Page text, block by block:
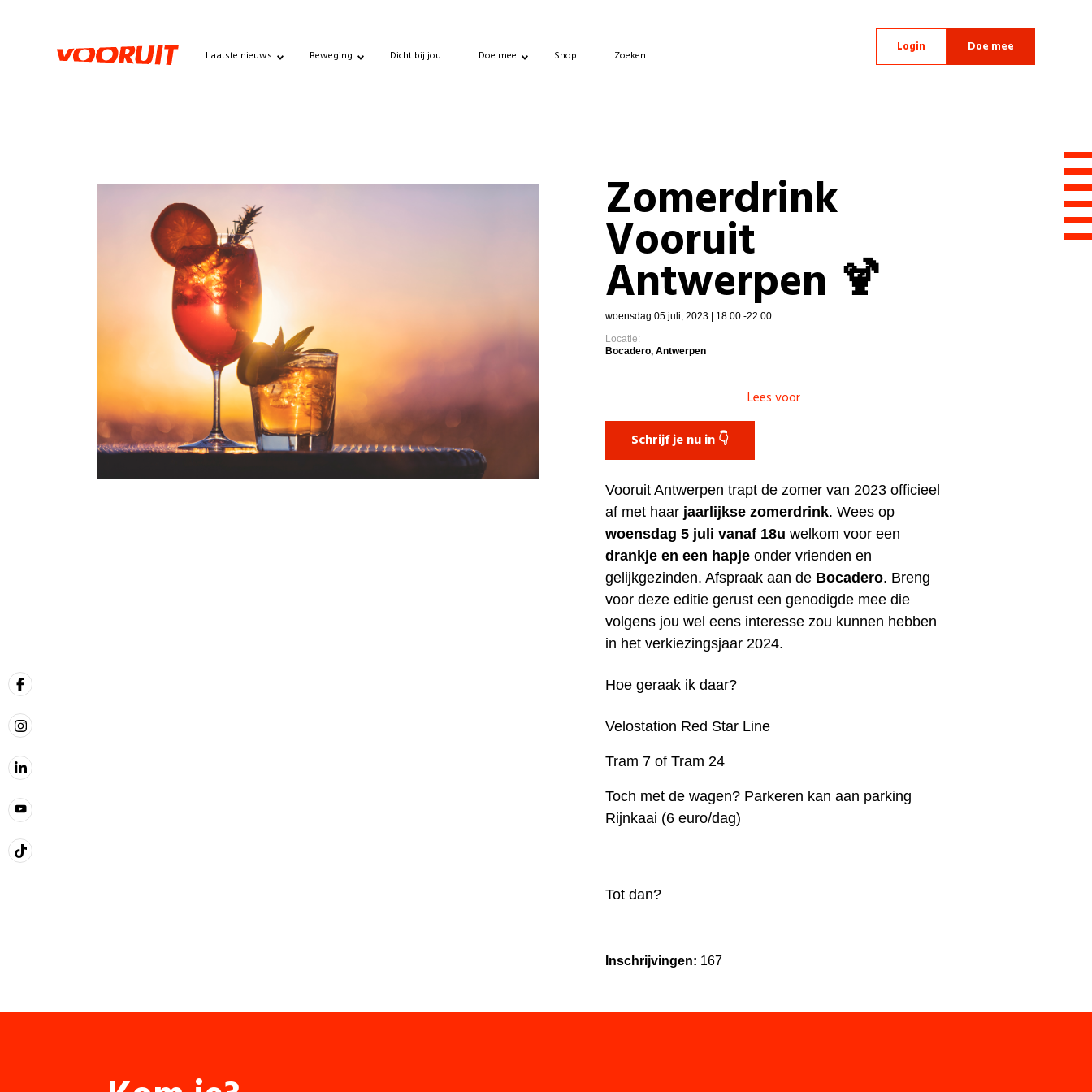
Laatste nieuws Beweging Dicht bij jou Doe mee Shop Zoeken
Login Doe mee
Zomerdrink
Vooruit
Antwerpen 🍹
woensdag 05 juli, 2023 | 18:00 -22:00
Locatie:
Bocadero, Antwerpen
Lees voor
Schrijf je nu in 👇
Vooruit Antwerpen trapt de zomer van 2023 officieel
af met haar jaarlijkse zomerdrink. Wees op
woensdag 5 juli vanaf 18u welkom voor een
drankje en een hapje onder vrienden en
gelijkgezinden. Afspraak aan de Bocadero. Breng
voor deze editie gerust een genodigde mee die
volgens jou wel eens interesse zou kunnen hebben
in het verkiezingsjaar 2024.
Hoe geraak ik daar?
Velostation Red Star Line
Tram 7 of Tram 24
Toch met de wagen? Parkeren kan aan parking
Rijnkaai (6 euro/dag)
Tot dan?
Inschrijvingen: 167